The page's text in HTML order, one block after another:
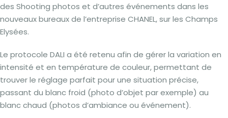
des Shooting photos et d’autres événements dans les
nouveaux bureaux de l’entreprise CHANEL, sur les Champs
Elysées.
Le protocole DALI a été retenu afin de gérer la variation en
intensité et en température de couleur, permettant de
trouver le réglage parfait pour une situation précise,
passant du blanc froid (photo d’objet par exemple) au
blanc chaud (photos d’ambiance ou événement).